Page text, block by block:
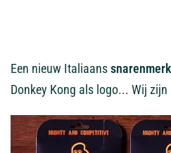
Een nieuw Italiaanssnarenmerk
Donkey Kong als logo... Wij zijn